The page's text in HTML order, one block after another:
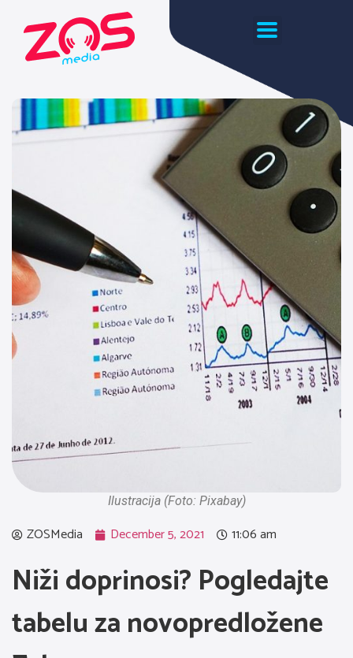
Ilustracija (Foto: Pixabay)
ZOSMedia December 5, 2021 11:06 am
Niži doprinosi? Pogledajte
tabelu za novopredložene